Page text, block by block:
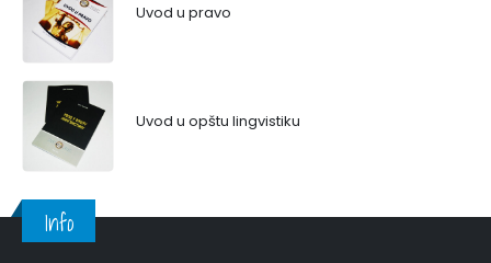
Uvod u pravo
Uvod u opštu lingvistiku
Info